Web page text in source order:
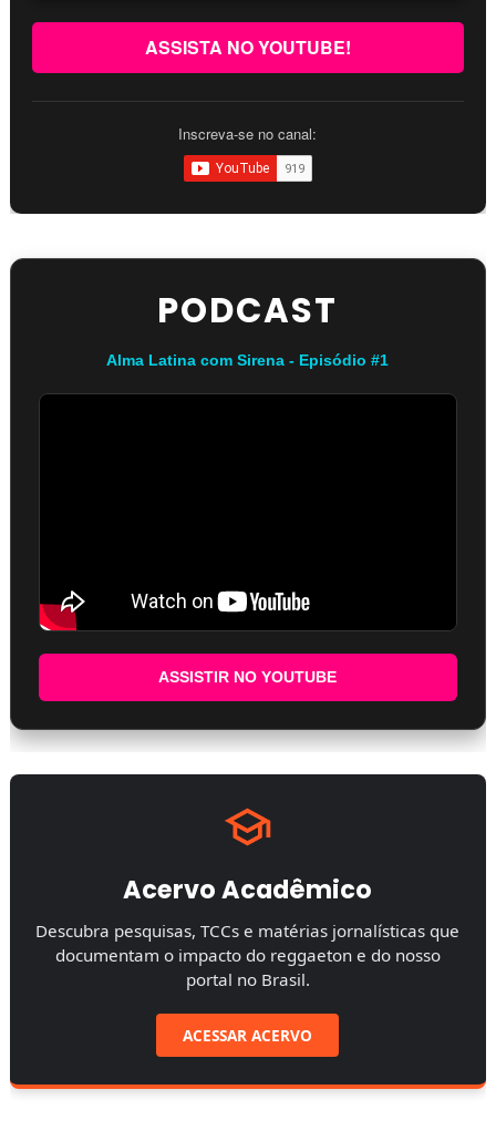
ASSISTA NO YOUTUBE!
Inscreva-se no canal:
PODCAST
Alma Latina com Sirena - Episódio #1
ASSISTIR NO YOUTUBE
Acervo Acadêmico
Descubra pesquisas, TCCs e matérias jornalísticas que
documentam o impacto do reggaeton e do nosso
portal no Brasil.
ACESSAR ACERVO